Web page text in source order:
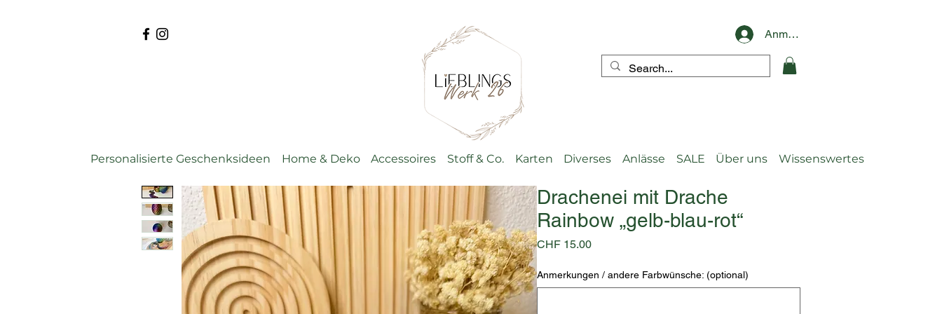
Anmelden
Personalisierte Geschenksideen Home & Deko Accessoires Stoff & Co. Karten Diverses Anlässe SALE Über uns Wissenswertes
Drachenei mit Drache
Rainbow „gelb-blau-rot“
CHF 15.00Preis
Anmerkungen / andere Farbwünsche: (optional)